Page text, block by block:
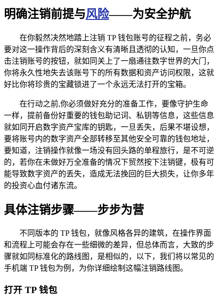
明确注销前提与风险——为安全护航
在你毅然决然地踏上注销 TP 钱包账号的征程之前，务必
要对这一操作背后的深刻含义有清晰且透彻的认知，一旦你点
击注销账号的按钮，就如同关上了一扇通往数字世界的大门，
你将永久性地失去该账号下的所有数据和资产访问权限，这就
好比你将珍贵的宝藏锁进了一个永远无法打开的宝箱。
在行动之前,你必须做好充分的准备工作，要像守护生命
一样，提前备份好重要的钱包助记词、私钥等信息，这些信息
就如同开启数字资产宝库的钥匙，一旦丢失，后果不堪设想，
要将账号内的数字资产全部转移至其他安全可靠的钱包地址，
要知道，注销操作就像一场没有回头路的单程旅行，是不可逆
的，若你在未做好万全准备的情况下贸然按下注销键，极有可
能导致数字资产的丢失，造成无法挽回的巨大损失，让你多年
的投资心血付诸东流。
具体注销步骤——步步为营
不同版本的 TP 钱包，就像风格各异的建筑，在操作界面
和流程上可能会存在一些细微的差异，但总体而言，大致的步
骤就如同标准化的路线图，是相似的，以下，我们将以常见的
手机端 TP 钱包为例，为你详细绘制这幅注销路线图。
打开 TP 钱包